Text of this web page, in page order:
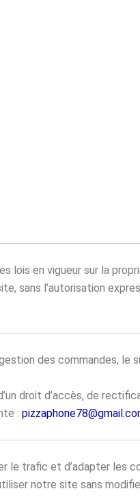
lois en vigueur sur la
sans l’autorisation
des commandes, le
droit d’accès, de
:
le trafic et d’adapter les
notre site sans